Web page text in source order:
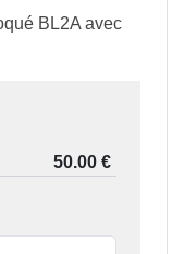
BL2A avec